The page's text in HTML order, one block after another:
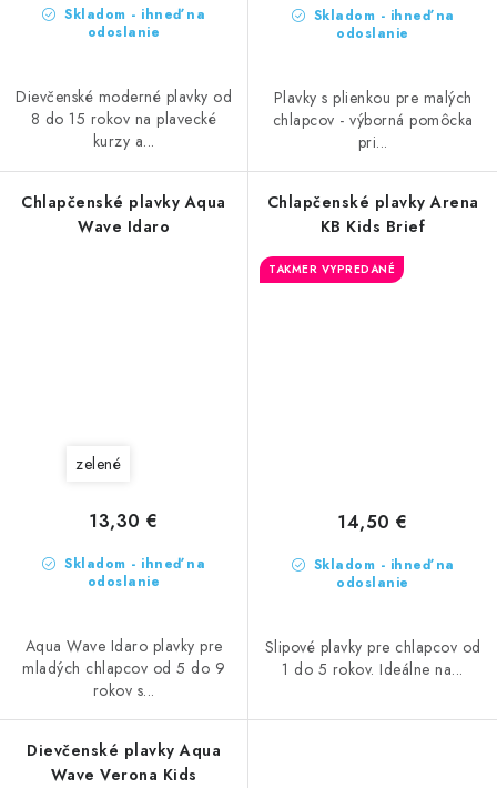
Skladom - ihneď na
odoslanie
Dievčenské moderné plavky od
8 do 15 rokov na plavecké
kurzy a...
Skladom - ihneď na
odoslanie
Plavky s plienkou pre malých
chlapcov - výborná pomôcka
pri...
Chlapčenské plavky Aqua
Wave Idaro
zelené
Skladom - ihneď na
odoslanie
13,30 €
Aqua Wave Idaro plavky pre
mladých chlapcov od 5 do 9
rokov s...
Chlapčenské plavky Arena
KB Kids Brief
TAKMER VYPREDANÉ
Skladom - ihneď na
odoslanie
14,50 €
Slipové plavky pre chlapcov od
1 do 5 rokov. Ideálne na...
Dievčenské plavky Aqua
Wave Verona Kids